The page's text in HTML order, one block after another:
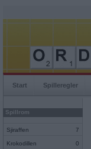
Start Spilleregler
Spillrom
Sjiraffen 7
Krokodillen
0